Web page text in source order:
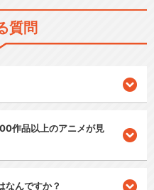
質問
作品以上のアニメが見
なんですか？